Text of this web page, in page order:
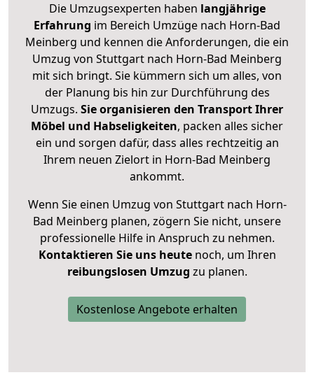
Die Umzugsexperten haben langjährige
Erfahrung im Bereich Umzüge nach Horn-Bad
Meinberg und kennen die Anforderungen, die ein
Umzug von Stuttgart nach Horn-Bad Meinberg
mit sich bringt. Sie kümmern sich um alles, von
der Planung bis hin zur Durchführung des
Umzugs. Sie organisieren den Transport Ihrer
Möbel und Habseligkeiten, packen alles sicher
ein und sorgen dafür, dass alles rechtzeitig an
Ihrem neuen Zielort in Horn-Bad Meinberg
ankommt.
Wenn Sie einen Umzug von Stuttgart nach Horn-
Bad Meinberg planen, zögern Sie nicht, unsere
professionelle Hilfe in Anspruch zu nehmen.
Kontaktieren Sie uns heutenoch, um Ihren
reibungslosen Umzug zu planen.
Kostenlose Angebote erhalten